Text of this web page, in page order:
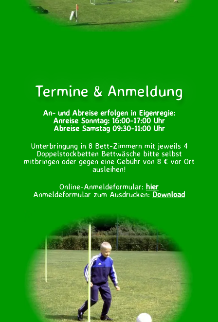
Termine & Anmeldung
An- und Abreise erfolgen in Eigenregie:
Anreise Sonntag: 16:00-17:00 Uhr
Abreise Samstag 09:30-11:00 Uhr
Unterbringung in 8 Bett-Zimmern mit jeweils 4
Doppelstockbetten Bettwäsche bitte selbst
mitbringen oder gegen eine Gebühr von 8 € vor Ort
ausleihen!
Online-Anmeldeformular: hier
Anmeldeformular zum Ausdrucken: Download